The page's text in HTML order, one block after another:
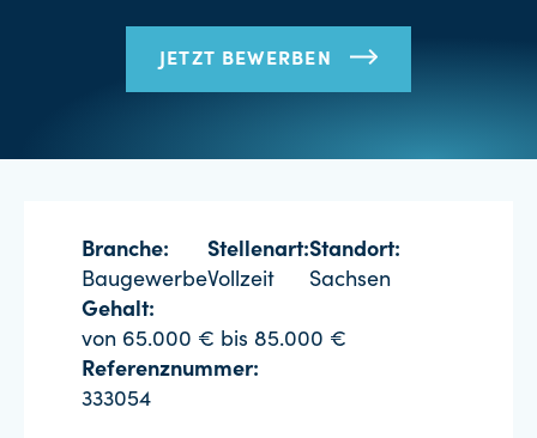
JETZT BEWERBEN
Branche:
Baugewerbe
Stellenart:
Vollzeit
Standort:
Sachsen
Gehalt:
von 65.000 € bis 85.000 €
Referenznummer:
333054